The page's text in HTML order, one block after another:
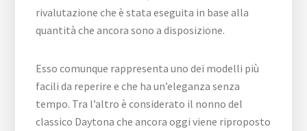
rivalutazione che è stata eseguita in base alla
quantità che ancora sono a disposizione.
Esso comunque rappresenta uno dei modelli più
facili da reperire e che ha un’eleganza senza
tempo. Tra l’altro è considerato il nonno del
classico Daytona che ancora oggi viene riproposto